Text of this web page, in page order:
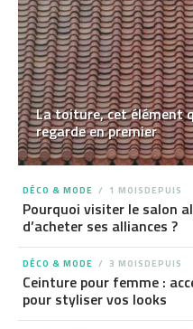
La toiture, cet élément
regarde en premier
DÉCO & MODE 1 MOISDEPUIS
Pourquoi visiter le salon
d’acheter ses alliances ?
DÉCO & MODE 3 MOISDEPUIS
Ceinture pour femme :
pour styliser vos looks